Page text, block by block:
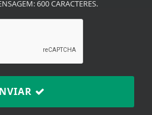
600 CARACTERES.